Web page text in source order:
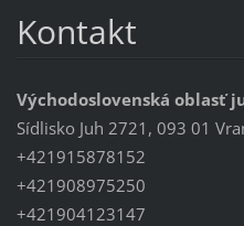
Kontakt
Východoslovenská oblasť
Sídlisko Juh 2721, 093 01
+421915878152
+421908975250
+421904123147